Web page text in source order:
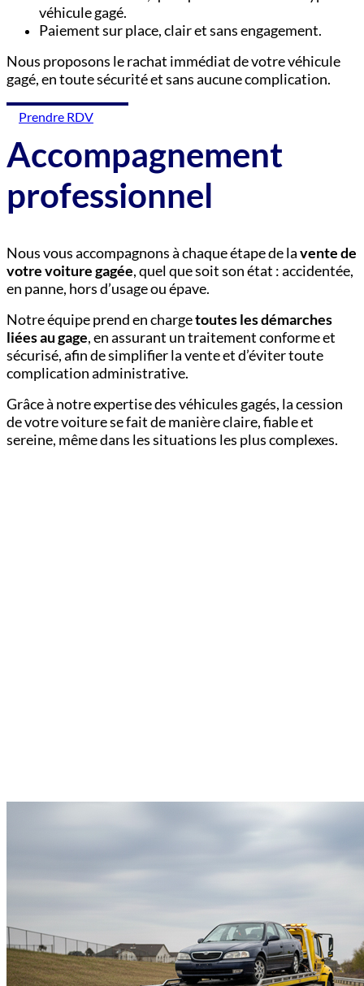
véhicule gagé.
Paiement sur place, clair et sans engagement.
Nous proposons le rachat immédiat de votre véhicule
gagé, en toute sécurité et sans aucune complication.
Prendre RDV
Accompagnement
professionnel
Nous vous accompagnons à chaque étape de lavente de
votre voiture gagée, quel que soit son état : accidentée,
en panne, hors d’usage ou épave.
Notre équipe prend en chargetoutes les démarches
liées au gage, en assurant un traitement conforme et
sécurisé, afin de simplifier la vente et d’éviter toute
complication administrative.
Grâce à notre expertise des véhicules gagés, la cession
de votre voiture se fait de manière claire, fiable et
sereine, même dans les situations les plus complexes.